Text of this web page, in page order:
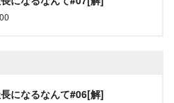
になるなんて#06[解]